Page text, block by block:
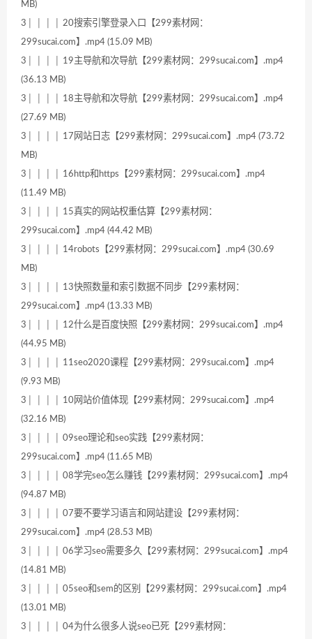
MB)
3│ │ │ │ 20搜索引擎登录入口【299素材网：
299sucai.com】.mp4 (15.09 MB)
3│ │ │ │ 19主导航和次导航【299素材网：299sucai.com】.mp4
(36.13 MB)
3│ │ │ │ 18主导航和次导航【299素材网：299sucai.com】.mp4
(27.69 MB)
3│ │ │ │ 17网站日志【299素材网：299sucai.com】.mp4 (73.72
MB)
3│ │ │ │ 16http和https【299素材网：299sucai.com】.mp4
(11.49 MB)
3│ │ │ │ 15真实的网站权重估算【299素材网：
299sucai.com】.mp4 (44.42 MB)
3│ │ │ │ 14robots【299素材网：299sucai.com】.mp4 (30.69
MB)
3│ │ │ │ 13快照数量和索引数据不同步【299素材网：
299sucai.com】.mp4 (13.33 MB)
3│ │ │ │ 12什么是百度快照【299素材网：299sucai.com】.mp4
(44.95 MB)
3│ │ │ │ 11seo2020课程【299素材网：299sucai.com】.mp4
(9.93 MB)
3│ │ │ │ 10网站价值体现【299素材网：299sucai.com】.mp4
(32.16 MB)
3│ │ │ │ 09seo理论和seo实践【299素材网：
299sucai.com】.mp4 (11.65 MB)
3│ │ │ │ 08学完seo怎么赚钱【299素材网：299sucai.com】.mp4
(94.87 MB)
3│ │ │ │ 07要不要学习语言和网站建设【299素材网：
299sucai.com】.mp4 (28.53 MB)
3│ │ │ │ 06学习seo需要多久【299素材网：299sucai.com】.mp4
(14.81 MB)
3│ │ │ │ 05seo和sem的区别【299素材网：299sucai.com】.mp4
(13.01 MB)
3│ │ │ │ 04为什么很多人说seo已死【299素材网：